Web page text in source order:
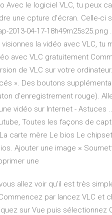
Avec le logiciel VLC, tu peux
une cpture d'écran. Celle-ci
2013-04-17-18h49m25s25.png
la vidéo avec VLC,
avec VLC gratuitement
de VLC sur votre
». Des boutons
d’enregistrement rouge).
vidéo sur Internet - Astuces
Toutes les façons de
carte mère Le bios Le
Ajouter une image ×
une
allez voir qu’il est très
par lancez VLC et
sur Vue puis sélectionnez